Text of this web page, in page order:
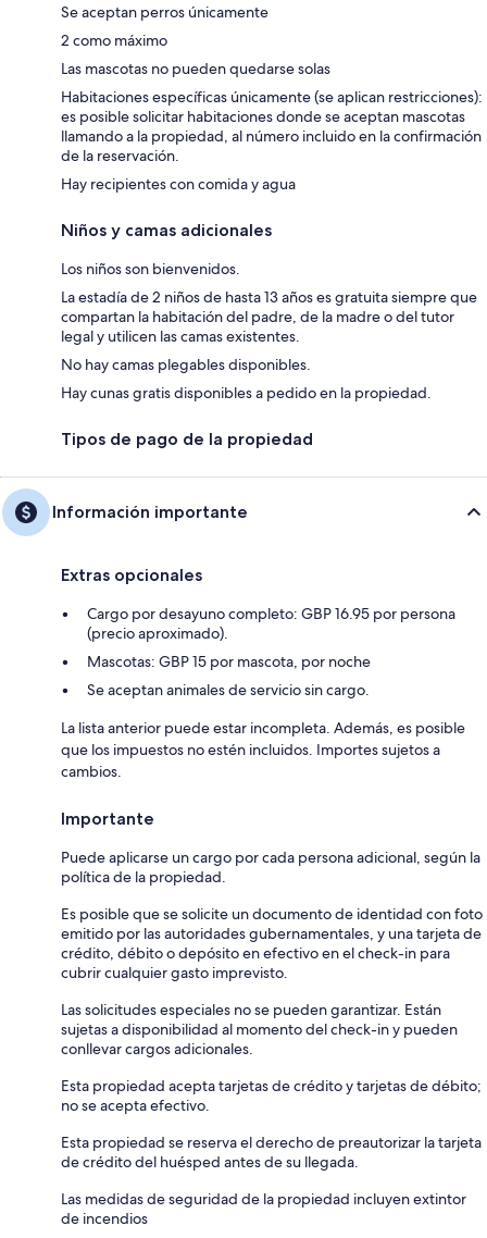
Se aceptan perros únicamente
2 como máximo
Las mascotas no pueden quedarse solas
Habitaciones específicas únicamente (se aplican restricciones):
es posible solicitar habitaciones donde se aceptan mascotas
llamando a la propiedad, al número incluido en la confirmación
de la reservación.
Hay recipientes con comida y agua
Niños y camas adicionales
Los niños son bienvenidos.
La estadía de 2 niños de hasta 13 años es gratuita siempre que
compartan la habitación del padre, de la madre o del tutor
legal y utilicen las camas existentes.
No hay camas plegables disponibles.
Hay cunas gratis disponibles a pedido en la propiedad.
Tipos de pago de la propiedad
Información importante
Extras opcionales
Cargo por desayuno completo: GBP 16.95 por persona
(precio aproximado).
Mascotas: GBP 15 por mascota, por noche
Se aceptan animales de servicio sin cargo.
La lista anterior puede estar incompleta. Además, es posible
que los impuestos no estén incluidos. Importes sujetos a
cambios.
Importante
Puede aplicarse un cargo por cada persona adicional, según la
política de la propiedad.
Es posible que se solicite un documento de identidad con foto
emitido por las autoridades gubernamentales, y una tarjeta de
crédito, débito o depósito en efectivo en el check-in para
cubrir cualquier gasto imprevisto.
Las solicitudes especiales no se pueden garantizar. Están
sujetas a disponibilidad al momento del check-in y pueden
conllevar cargos adicionales.
Esta propiedad acepta tarjetas de crédito y tarjetas de débito;
no se acepta efectivo.
Esta propiedad se reserva el derecho de preautorizar la tarjeta
de crédito del huésped antes de su llegada.
Las medidas de seguridad de la propiedad incluyen extintor
de incendios